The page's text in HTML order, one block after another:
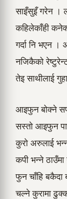
साइँसुइँ गरेन ।
कहिलेकाँही
गर्दा नि भएन
नजिकैको
तेइ साथीलाई
आइफुन बोक्ने
सस्तो आइफुन
कुरो अरुलाई
कपी भन्ने
फुन चाँहि
चल्ने कुरामा